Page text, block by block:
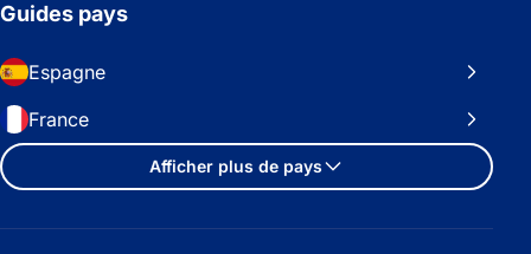
Guides pays
Espagne
France
Afficher plus de pays